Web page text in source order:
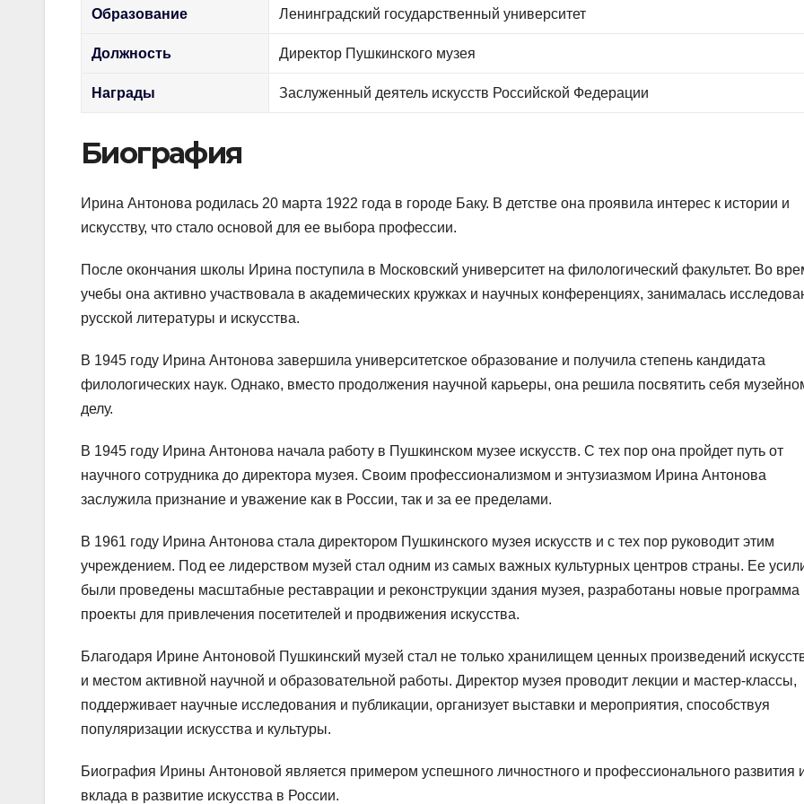
Образование Ленинградский государственный университет
Должность Директор Пушкинского музея
Награды Заслуженный деятель искусств Российской Федерации
Биография
Ирина Антонова родилась 20 марта 1922 года в городе Баку. В детстве она проявила интерес к истории и
искусству, что стало основой для ее выбора профессии.
После окончания школы Ирина поступила в Московский университет на филологический факультет. Во
учебы она активно участвовала в академических кружках и научных конференциях, занималась
русской литературы и искусства.
В 1945 году Ирина Антонова завершила университетское образование и получила степень кандидата
филологических наук. Однако, вместо продолжения научной карьеры, она решила посвятить себя
делу.
В 1945 году Ирина Антонова начала работу в Пушкинском музее искусств. С тех пор она пройдет путь от
научного сотрудника до директора музея. Своим профессионализмом и энтузиазмом Ирина Антонова
заслужила признание и уважение как в России, так и за ее пределами.
В 1961 году Ирина Антонова стала директором Пушкинского музея искусств и с тех пор руководит этим
учреждением. Под ее лидерством музей стал одним из самых важных культурных центров страны. Ее
были проведены масштабные реставрации и реконструкции здания музея, разработаны новые программа
проекты для привлечения посетителей и продвижения искусства.
Благодаря Ирине Антоновой Пушкинский музей стал не только хранилищем ценных произведений
и местом активной научной и образовательной работы. Директор музея проводит лекции и мастер-классы,
поддерживает научные исследования и публикации, организует выставки и мероприятия, способствуя
популяризации искусства и культуры.
Биография Ирины Антоновой является примером успешного личностного и профессионального развития
вклада в развитие искусства в России.